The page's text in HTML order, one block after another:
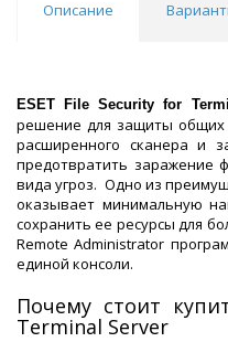
Описание
ESET File Security for
решение для защиты общих
расширенного сканера и
предотвратить заражение
вида угроз. Одно из
оказывает минимальную
сохранить ее ресурсы для
Remote Administrator
единой консоли.
Почему стоит
Terminal Server